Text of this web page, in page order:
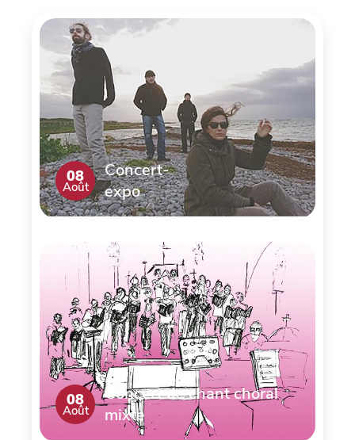
08
Août
Concert-
expo
08
Août
Concert de chant choral
mixte